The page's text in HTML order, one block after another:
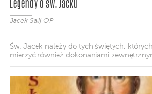
Legendy o św. Jacku
Jacek Salij OP
Św. Jacek należy do tych świętych,
mierzyć również dokonaniami